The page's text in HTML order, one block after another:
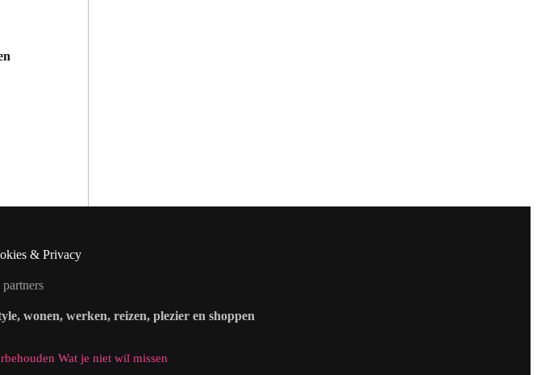
& Privacy
wonen, werken, reizen, plezier en shoppen
Wat je niet wil missen